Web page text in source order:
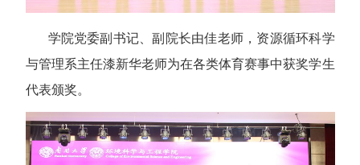
学院党委副书记、副院长由佳老师，资源循环科学
与管理系主任漆新华老师为在各类体育赛事中获奖学生
代表颁奖。